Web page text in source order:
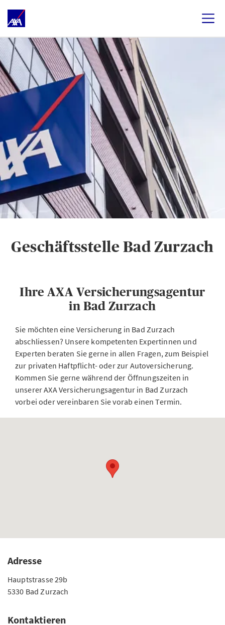
Geschäftsstelle Bad Zurzach
Ihre AXA Versicherungsagentur
in Bad Zurzach
Sie möchten eine Versicherung in Bad Zurzach
abschliessen? Unsere kompetenten Expertinnen und
Experten beraten Sie gerne in allen Fragen, zum Beispiel
zur privaten Haftpflicht- oder zur Autoversicherung.
Kommen Sie gerne während der Öffnungszeiten in
unserer AXA Versicherungsagentur in Bad Zurzach
vorbei oder vereinbaren Sie vorab einen Termin.
Adresse
Hauptstrasse 29b
5330 Bad Zurzach
Kontaktieren